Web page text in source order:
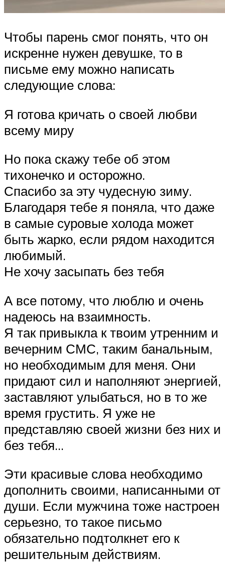
Чтобы парень смог понять, что он
искренне нужен девушке, то в
письме ему можно написать
следующие слова:
Я готова кричать о своей любви
всему миру
Но пока скажу тебе об этом
тихонечко и осторожно.
Спасибо за эту чудесную зиму.
Благодаря тебе я поняла, что даже
в самые суровые холода может
быть жарко, если рядом находится
любимый.
Не хочу засыпать без тебя
А все потому, что люблю и очень
надеюсь на взаимность.
Я так привыкла к твоим утренним и
вечерним СМС, таким банальным,
но необходимым для меня. Они
придают сил и наполняют энергией,
заставляют улыбаться, но в то же
время грустить. Я уже не
представляю своей жизни без них и
без тебя…
Эти красивые слова необходимо
дополнить своими, написанными от
души. Если мужчина тоже настроен
серьезно, то такое письмо
обязательно подтолкнет его к
решительным действиям.